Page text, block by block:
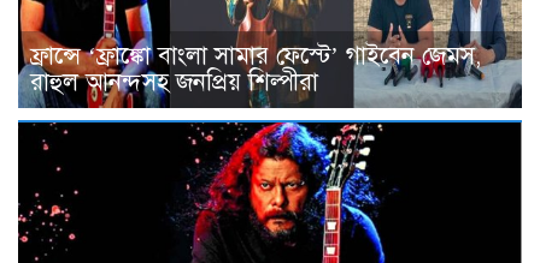
ফ্রান্সে ‘ফ্রাঙ্কো বাংলা সামার ফেস্টে’ গাইবেন জেমস,
রাহুল আনন্দসহ জনপ্রিয় শিল্পীরা